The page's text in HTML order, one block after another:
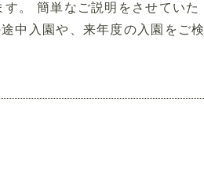
。 簡単なご説明をさせていた
中入園や、来年度の入園をご検